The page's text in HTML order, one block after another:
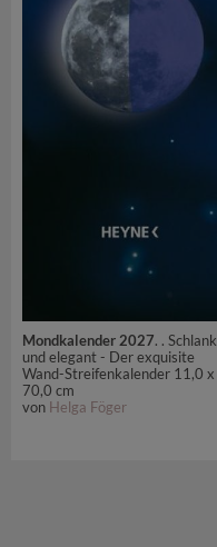
Mondkalender 2027. . Schlank
und elegant - Der exquisite
Wand-Streifenkalender 11,0 x
70,0 cm
von Helga Föger